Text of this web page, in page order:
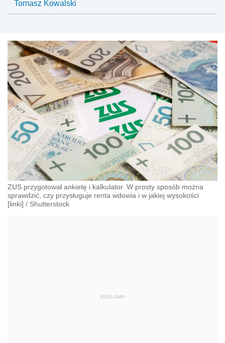
Tomasz Kowalski
ZUS przygotował ankietę i kalkulator. W prosty sposób można
sprawdzić, czy przysługuje renta wdowia i w jakiej wysokości
[linki] / Shutterstock